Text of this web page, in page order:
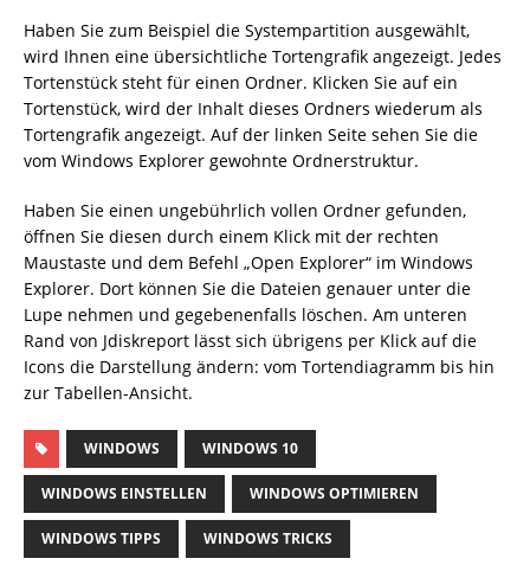
Haben Sie zum Beispiel die Systempartition ausgewählt,
wird Ihnen eine übersichtliche Tortengrafik angezeigt. Jedes
Tortenstück steht für einen Ordner. Klicken Sie auf ein
Tortenstück, wird der Inhalt dieses Ordners wiederum als
Tortengrafik angezeigt. Auf der linken Seite sehen Sie die
vom Windows Explorer gewohnte Ordnerstruktur.
Haben Sie einen ungebührlich vollen Ordner gefunden,
öffnen Sie diesen durch einem Klick mit der rechten
Maustaste und dem Befehl „Open Explorer“ im Windows
Explorer. Dort können Sie die Dateien genauer unter die
Lupe nehmen und gegebenenfalls löschen. Am unteren
Rand von Jdiskreport lässt sich übrigens per Klick auf die
Icons die Darstellung ändern: vom Tortendiagramm bis hin
zur Tabellen-Ansicht.
WINDOWS WINDOWS 10
WINDOWS EINSTELLEN WINDOWS OPTIMIEREN
WINDOWS TIPPS WINDOWS TRICKS